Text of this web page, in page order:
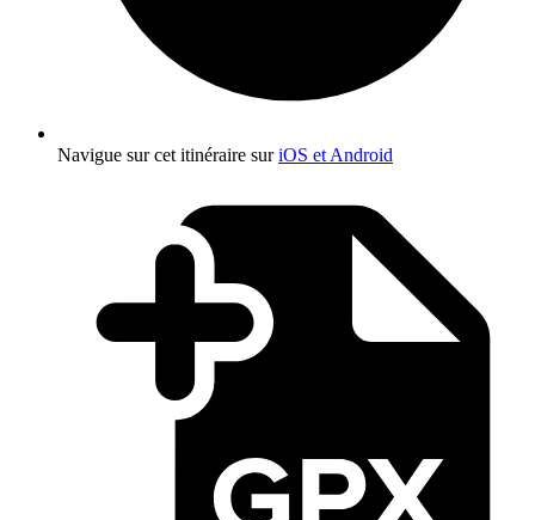
Navigue sur cet itinéraire suriOS et Android